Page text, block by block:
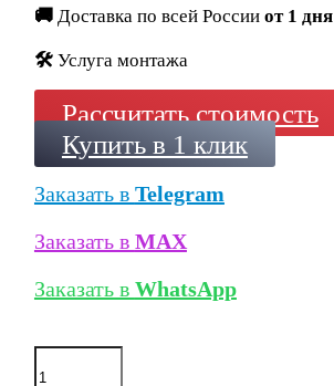
🚚 Доставка по всей России от 1 дня
🛠️ Услуга монтажа
Рассчитать стоимость
Купить в 1 клик
Заказать в Telegram
Заказать в MAX
Заказать в WhatsApp
Количество
товара